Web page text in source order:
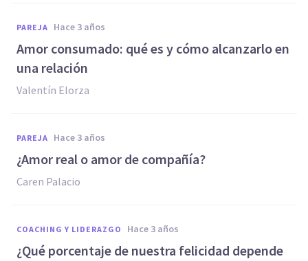
PAREJA hace 3 años
Amor consumado: qué es y cómo alcanzarlo en
una relación
Valentín Elorza
PAREJA hace 3 años
¿Amor real o amor de compañía?
Caren Palacio
COACHING Y LIDERAZGO hace 3 años
¿Qué porcentaje de nuestra felicidad depende